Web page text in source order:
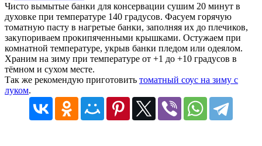
Чисто вымытые банки для консервации сушим 20 минут в
духовке при температуре 140 градусов. Фасуем горячую
томатную пасту в нагретые банки, заполняя их до плечиков,
закупориваем прокипяченными крышками. Остужаем при
комнатной температуре, укрыв банки пледом или одеялом.
Храним на зиму при температуре от +1 до +10 градусов в
тёмном и сухом месте.
Так же рекомендую приготовить томатный соус на зиму с
луком.